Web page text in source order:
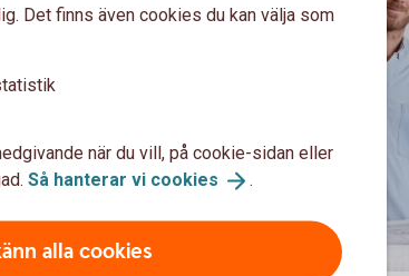
Det finns även cookies du kan välja som
när du vill, på cookie-sidan eller
Så hanterar vi cookies .
alla cookies